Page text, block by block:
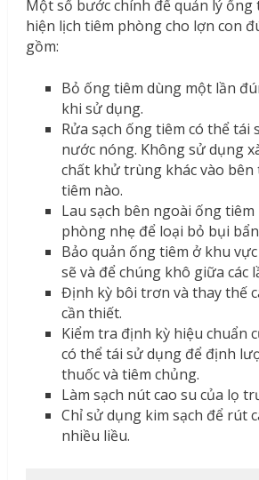
Một số bước chính để quản lý
hiện lịch tiêm phòng cho lợn con
gồm:
Bỏ ống tiêm dùng một lần
khi sử dụng.
Rửa sạch ống tiêm có thể tái
nước nóng. Không sử dụng
chất khử trùng khác vào
tiêm nào.
Lau sạch bên ngoài ống
phòng nhẹ để loại bỏ bụi
Bảo quản ống tiêm ở khu
sẽ và để chúng khô giữa các
Định kỳ bôi trơn và thay thế
cần thiết.
Kiểm tra định kỳ hiệu chuẩn
có thể tái sử dụng để định
thuốc và tiêm chủng.
Làm sạch nút cao su của lọ
Chỉ sử dụng kim sạch để rút
nhiều liều.